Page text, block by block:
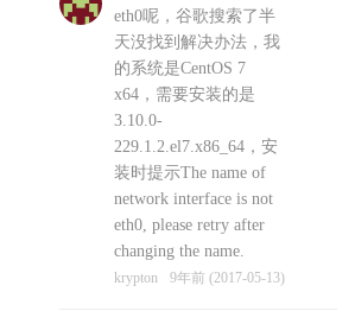
eth0呢，谷歌搜索了半
天没找到解决办法，我
的系统是CentOS 7
x64，需要安装的是
3.10.0-
229.1.2.el7.x86_64，安
装时提示The name of
network interface is not
eth0, please retry after
changing the name.
krypton 9年前 (2017-05-13)